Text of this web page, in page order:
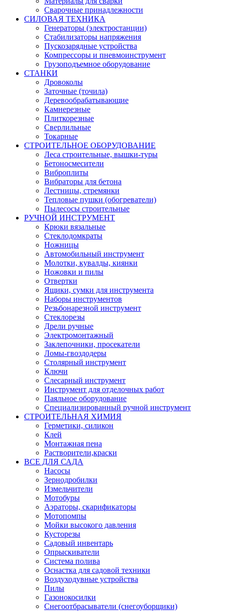
Сварочные принадлежности
СИЛОВАЯ ТЕХНИКА
Генераторы (электростанции)
Стабилизаторы напряжения
Пускозарядные устройства
Компрессоры и пневмоинструмент
Грузоподъемное оборудование
СТАНКИ
Дровоколы
Заточные (точила)
Деревообрабатывающие
Камнерезные
Плиткорезные
Сверлильные
Токарные
СТРОИТЕЛЬНОЕ ОБОРУДОВАНИЕ
Леса строительные, вышки-туры
Бетоносмесители
Виброплиты
Вибраторы для бетона
Лестницы, стремянки
Тепловые пушки (обогреватели)
Пылесосы строительные
РУЧНОЙ ИНСТРУМЕНТ
Крюки вязальные
Стеклодомкраты
Ножницы
Автомобильный инструмент
Молотки, кувалды, киянки
Ножовки и пилы
Отвертки
Ящики, сумки для инструмента
Наборы инструментов
Резьбонарезной инструмент
Стеклорезы
Дрели ручные
Электромонтажный
Заклепочники, просекатели
Ломы-гвоздодеры
Столярный инструмент
Ключи
Слесарный инструмент
Инструмент для отделочных работ
Паяльное оборудование
Специализированный ручной инструмент
СТРОИТЕЛЬНАЯ ХИМИЯ
Герметики, силикон
Клей
Монтажная пена
Растворители,краски
ВСЕ ДЛЯ САДА
Насосы
Зернодробилки
Измельчители
Мотобуры
Аэраторы, скарификаторы
Мотопомпы
Мойки высокого давления
Кусторезы
Садовый инвентарь
Опрыскиватели
Система полива
Оснастка для садовой техники
Воздуходувные устройства
Пилы
Газонокосилки
Снегоотбрасыватели (снегоуборщики)